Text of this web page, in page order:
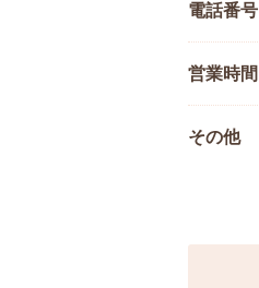
電話番号
営業時間
その他